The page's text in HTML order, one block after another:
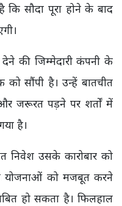
कि सौदा पूरा होने के बाद
की जिम्मेदारी कंपनी के
सौंपी है। उन्हें बातचीत
जरूरत पड़ने पर शर्तों में
है।
निवेश उसके कारोबार को
योजनाओं को मजबूत करने
हो सकता है। फिलहाल